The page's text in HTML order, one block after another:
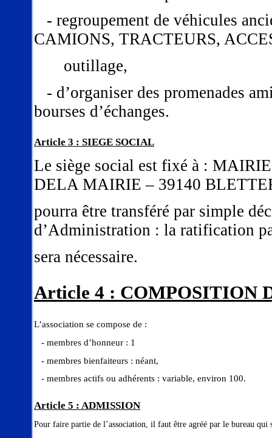
- regroupement de véhicules
CAMIONS, TRACTEURS,
outillage,
- d’organiser des promenades
bourses d’échanges.
Article 3 : SIEGE SOCIAL
Le siège social est fixé à :
DELA MAIRIE – 39140
pourra être transféré par simple
d’Administration : la ratification
sera nécessaire.
Article 4 : COMPOSITION
L’association se compose de :
- membres d’honneur : 1
- membres bienfaiteurs : néant,
- membres actifs ou adhérents : variable, environ 100.
Article 5 : ADMISSION
Pour faire partie de l’association, il faut être agréé par le bureau qui